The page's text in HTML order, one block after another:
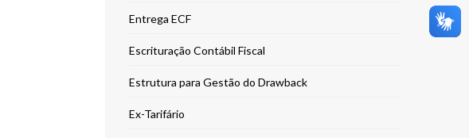
Entrega ECF
Escrituração Contábil Fiscal
Estrutura para Gestão do Drawback
Ex-Tarifário